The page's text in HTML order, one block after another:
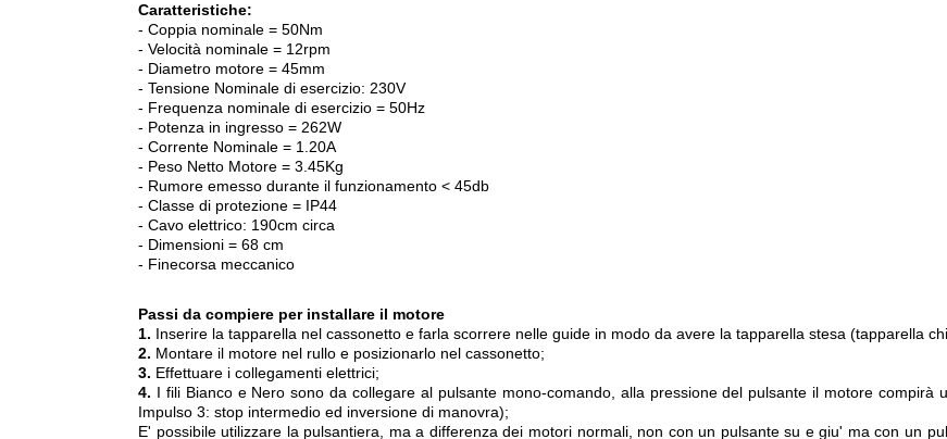
Caratteristiche:
- Coppia nominale = 50Nm
- Velocità nominale = 12rpm
- Diametro motore = 45mm
- Tensione Nominale di esercizio: 230V
- Frequenza nominale di esercizio = 50Hz
- Potenza in ingresso = 262W
- Corrente Nominale = 1.20A
- Peso Netto Motore = 3.45Kg
- Rumore emesso durante il funzionamento < 45db
- Classe di protezione = IP44
- Cavo elettrico: 190cm circa
- Dimensioni = 68 cm
- Finecorsa meccanico
Passi da compiere per installare il motore
1. Inserire la tapparella nel cassonetto e farla scorrere nelle guide in modo da avere la tapparella stesa (tapparella
2. Montare il motore nel rullo e posizionarlo nel cassonetto;
3. Effettuare i collegamenti elettrici;
4. I fili Bianco e Nero sono da collegare al pulsante mono-comando, alla pressione del pulsante il motore compirà
Impulso 3: stop intermedio ed inversione di manovra);
E' possibile utilizzare la pulsantiera, ma a differenza dei motori normali, non con un pulsante su e giu' ma con un